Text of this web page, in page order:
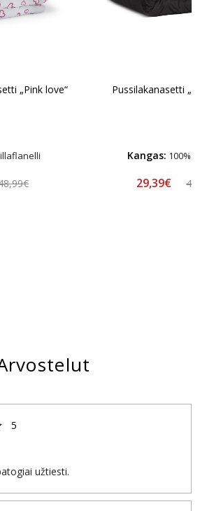
„Pink love“ Pussilakanasetti
Kangas: 100%
29,39€
5
užtiesti.